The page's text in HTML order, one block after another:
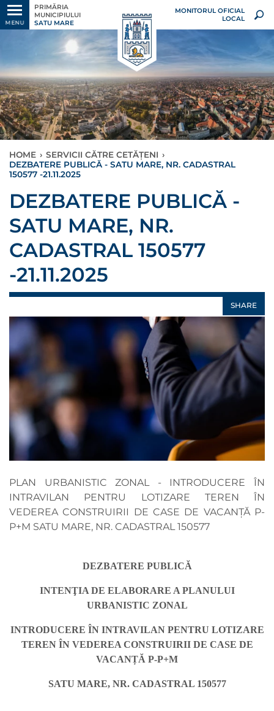
MENU
PRIMĂRIA
MUNICIPIULUI
SATU MARE
MONITORUL OFICIAL
LOCAL
HOME › SERVICII CĂTRE CETĂȚENI ›
DEZBATERE PUBLICĂ - SATU MARE, NR. CADASTRAL
150577 -21.11.2025
DEZBATERE PUBLICĂ -
SATU MARE, NR.
CADASTRAL 150577
-21.11.2025
SHARE
PLAN URBANISTIC ZONAL - INTRODUCERE ÎN
INTRAVILAN PENTRU LOTIZARE TEREN ÎN
VEDEREA CONSTRUIRII DE CASE DE VACANȚĂ P-
P+M SATU MARE, NR. CADASTRAL 150577
DEZBATERE PUBLICĂ
INTENŢIA DE ELABORARE A PLANULUI
URBANISTIC ZONAL
INTRODUCERE ÎN INTRAVILAN PENTRU LOTIZARE
TEREN ÎN VEDEREA CONSTRUIRII DE CASE DE
VACANȚĂ P-P+M
SATU MARE, NR. CADASTRAL 150577